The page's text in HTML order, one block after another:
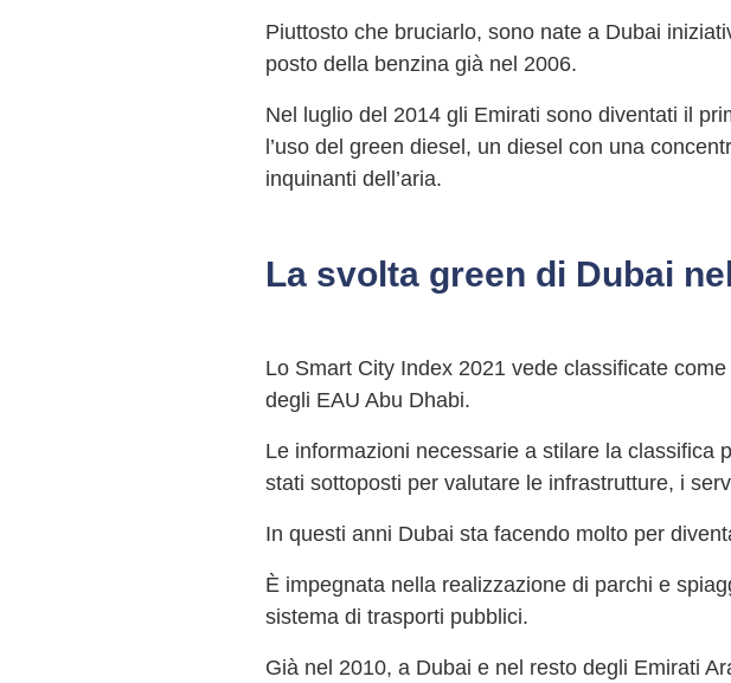
Piuttosto che bruciarlo, sono nate a Dubai
posto della benzina già nel 2006.
Nel luglio del 2014 gli Emirati sono diventati il
l’uso del green diesel, un diesel con una
inquinanti dell’aria.
La svolta green di Dubai
Lo Smart City Index 2021 vede classificate
degli EAU Abu Dhabi.
Le informazioni necessarie a stilare la classifica
stati sottoposti per valutare le infrastrutture, i
In questi anni Dubai sta facendo molto per
È impegnata nella realizzazione di parchi e
sistema di trasporti pubblici.
Già nel 2010, a Dubai e nel resto degli Emirati